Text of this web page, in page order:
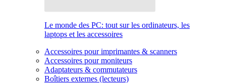
Le monde des PC: tout sur les ordinateurs, les
laptops et les accessoires
Accessoires pour imprimantes & scanners
Accessoires pour moniteurs
Adaptateurs & commutateurs
Boîtiers externes (lecteurs)